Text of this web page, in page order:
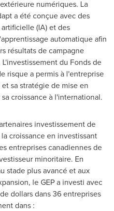
numériques. La
a été conçue avec des
(IA) et des
automatique afin
résultats de campagne
du Fonds de
risque a permis à l'entreprise
sa stratégie de mise en
croissance à l'international.
investissement de
croissance en investissant
entreprises canadiennes de
minoritaire. En
stade plus avancé et aux
le GEP a investi avec
dollars dans 36 entreprises
dans :